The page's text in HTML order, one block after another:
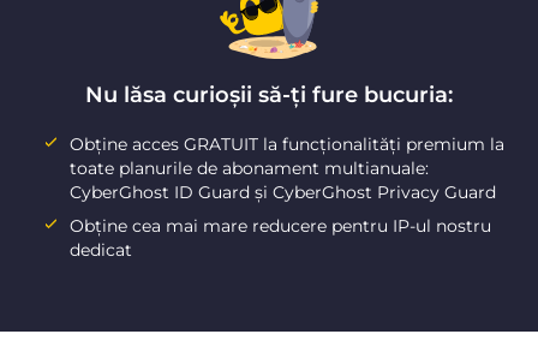
Nu lăsa curioșii să-ți fure bucuria:
Obține acces GRATUIT la funcționalități premium la
toate planurile de abonament multianuale:
CyberGhost ID Guard și CyberGhost Privacy Guard
Obține cea mai mare reducere pentru IP-ul nostru
dedicat